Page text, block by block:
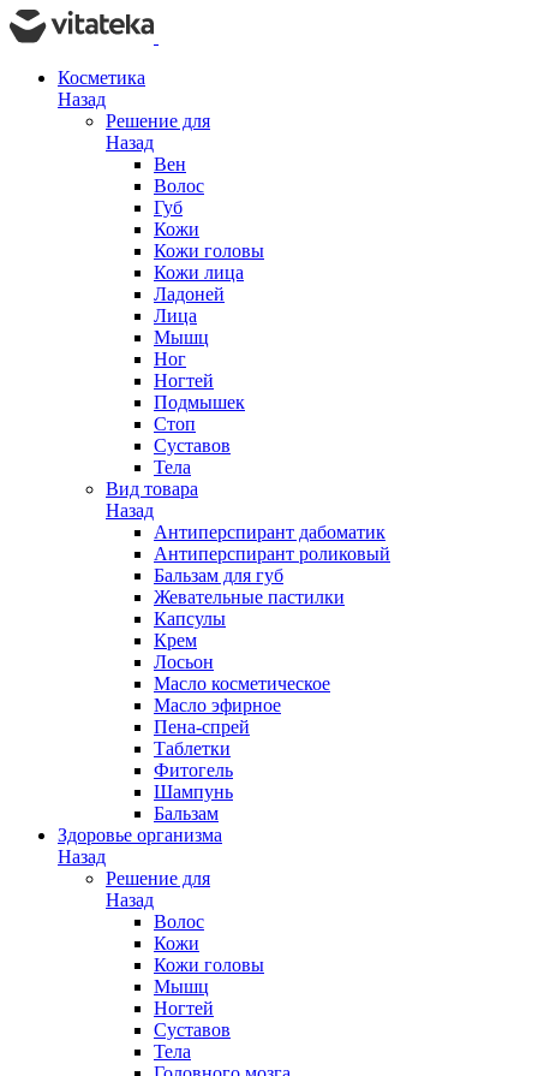
Косметика
Назад
Решение для
Назад
Вен
Волос
Губ
Кожи
Кожи головы
Кожи лица
Ладоней
Лица
Мышц
Ног
Ногтей
Подмышек
Стоп
Суставов
Тела
Вид товара
Назад
Антиперспирант дабоматик
Антиперспирант роликовый
Бальзам для губ
Жевательные пастилки
Капсулы
Крем
Лосьон
Масло косметическое
Масло эфирное
Пена-спрей
Таблетки
Фитогель
Шампунь
Бальзам
Здоровье организма
Назад
Решение для
Назад
Волос
Кожи
Кожи головы
Мышц
Ногтей
Суставов
Тела